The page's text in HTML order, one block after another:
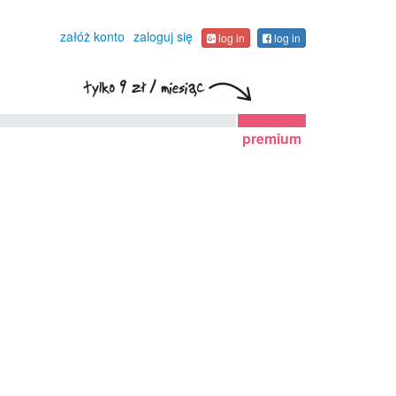
załóż konto zaloguj się log in log in
premium